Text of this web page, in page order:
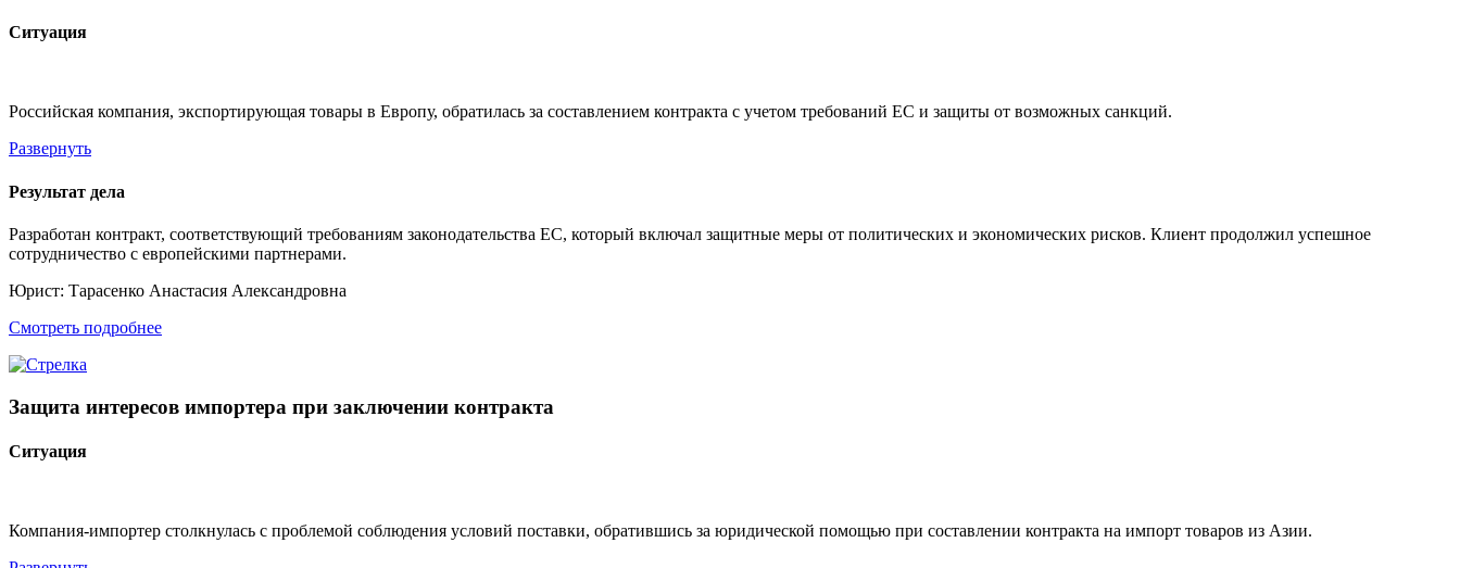
Ситуация
Российская компания, экспортирующая товары в Европу, обратилась за составлением контракта с учетом требований ЕС и защиты от возможных санкций.
Развернуть
Результат дела
Разработан контракт, соответствующий требованиям законодательства ЕС, который включал защитные меры от политических и экономических рисков. Клиент продолжил успешное
сотрудничество с европейскими партнерами.
Юрист: Тарасенко Анастасия Александровна
Смотреть подробнее
Защита интересов импортера при заключении контракта
Ситуация
Компания-импортер столкнулась с проблемой соблюдения условий поставки, обратившись за юридической помощью при составлении контракта на импорт товаров из Азии.